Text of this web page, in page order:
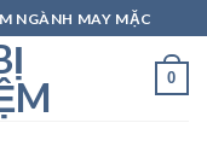
NGÀNH MAY MẶC
0